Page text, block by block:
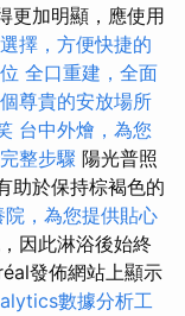
更加明顯，應使用
擇，方便快捷的
全口重建，全面
尊貴的安放場所
台中外燴，為您
整步驟 陽光普照
助於保持棕褐色的
院，為您提供貼心
因此淋浴後始終
發佈網站上顯示
數據分析工